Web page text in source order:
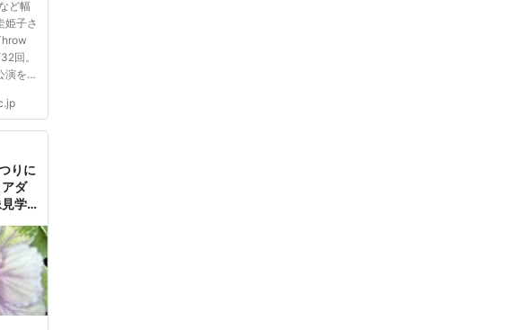
ど幅
姫子さ
回。
演を行
バー
ュー
の過
りに
ダ
学へ
せを
「思